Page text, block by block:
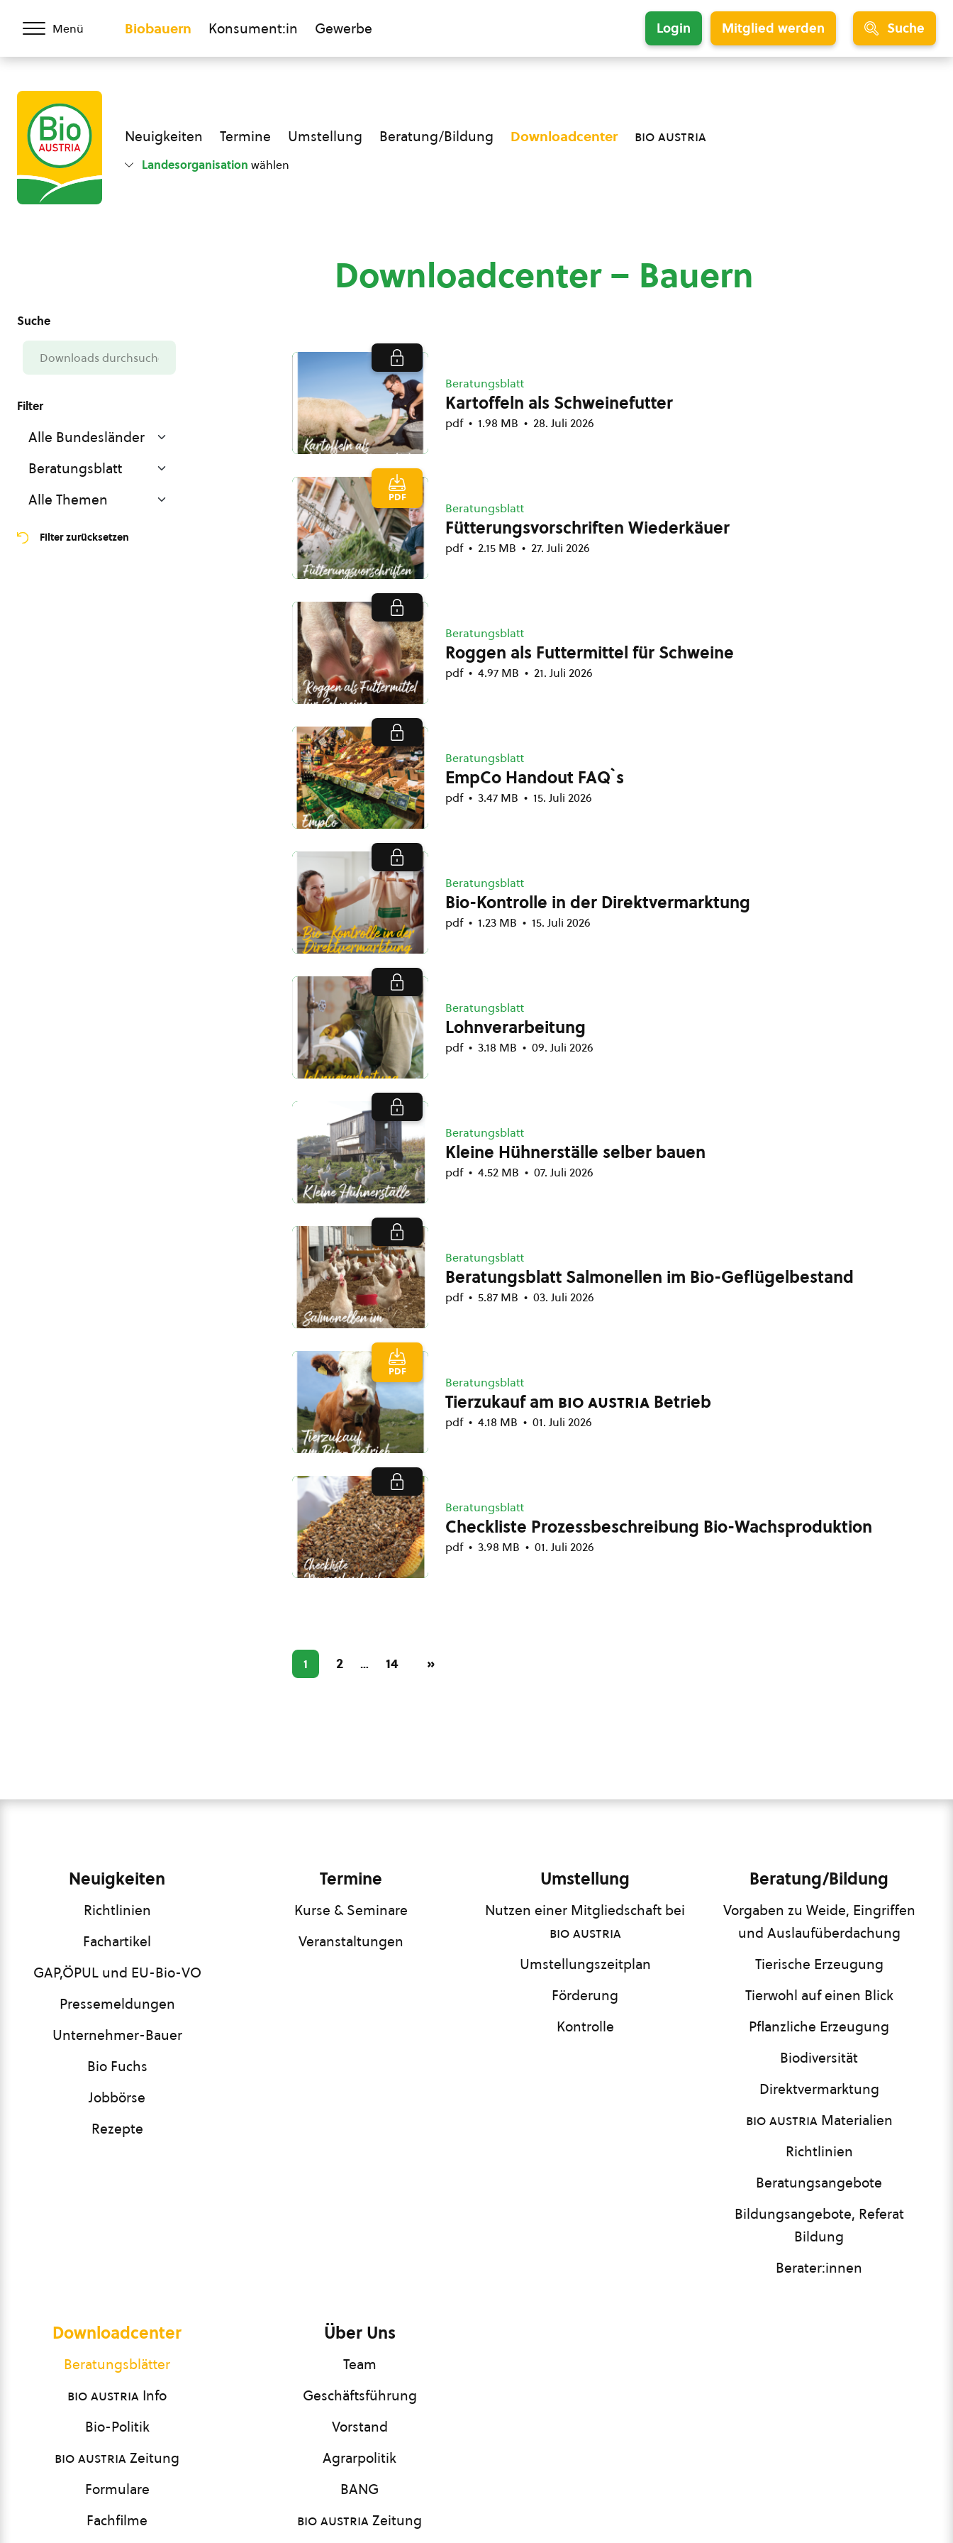
Menü Biobauern Konsument:in Gewerbe Login Mitglied werden Suche
Neuigkeiten Termine Umstellung Beratung/Bildung Downloadcenter bio austria
Landesorganisation wählen
Downloadcenter – Bauern
Beratungsblatt
Kartoffeln als Schweinefutter
pdf 1.98 MB 28. Juli 2026
Beratungsblatt
Fütterungsvorschriften Wiederkäuer
pdf 2.15 MB 27. Juli 2026
PDF
Beratungsblatt
Roggen als Futtermittel für Schweine
pdf 4.97 MB 21. Juli 2026
Beratungsblatt
EmpCo Handout FAQ`s
pdf 3.47 MB 15. Juli 2026
Beratungsblatt
Bio-Kontrolle in der Direktvermarktung
pdf 1.23 MB 15. Juli 2026
Beratungsblatt
Lohnverarbeitung
pdf 3.18 MB 09. Juli 2026
Beratungsblatt
Kleine Hühnerställe selber bauen
pdf 4.52 MB 07. Juli 2026
Beratungsblatt
Beratungsblatt Salmonellen im Bio-Geflügelbestand
pdf 5.87 MB 03. Juli 2026
Beratungsblatt
Tierzukauf am bio austria Betrieb
pdf 4.18 MB 01. Juli 2026
PDF
Beratungsblatt
Checkliste Prozessbeschreibung Bio-Wachsproduktion
pdf 3.98 MB 01. Juli 2026
1 2 … 14 »
Filter zurücksetzen
Neuigkeiten
Richtlinien
Fachartikel
GAP,ÖPUL und EU-Bio-VO
Pressemeldungen
Unternehmer-Bauer
Bio Fuchs
Jobbörse
Rezepte
Termine
Kurse & Seminare
Veranstaltungen
Umstellung
Nutzen einer Mitgliedschaft bei
bio austria
Umstellungszeitplan
Förderung
Kontrolle
Beratung/Bildung
Vorgaben zu Weide, Eingriffen
und Auslaufüberdachung
Tierische Erzeugung
Tierwohl auf einen Blick
Pflanzliche Erzeugung
Biodiversität
Direktvermarktung
bio austriaMaterialien
Richtlinien
Beratungsangebote
Bildungsangebote, Referat
Bildung
Berater:innen
Downloadcenter
Beratungsblätter
bio austria Info
Bio-Politik
bio austriaZeitung
Formulare
Fachfilme
Über Uns
Team
Geschäftsführung
Vorstand
Agrarpolitik
BANG
bio austriaZeitung